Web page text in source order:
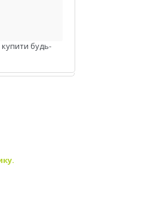
купити будь-